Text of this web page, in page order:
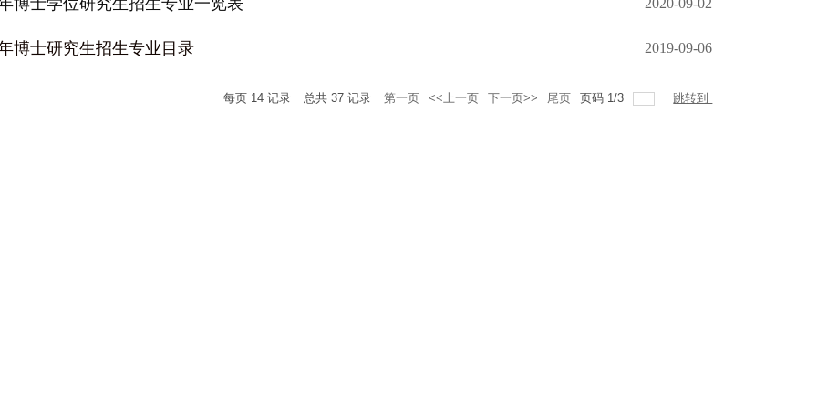
博士学位研究生招生专业一览表 2020-09-02
博士研究生招生专业目录 2019-09-06
每页 14 记录 总共37 记录 第一页 <<上一页 下一页>> 尾页 页码 1/3 跳转到